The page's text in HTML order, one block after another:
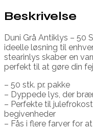
Beskrivelse
Duni Grå Antiklys – 50
ideelle løsning til
stearinlys skaber en
perfekt til at gøre din
– 50 stk. pr. pakke
– Dyppede lys, der
– Perfekte til
begivenheder
– Fås i flere farver for